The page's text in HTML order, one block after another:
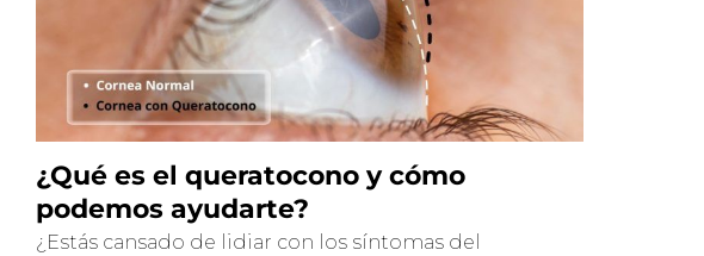
¿Qué es el queratocono y cómo
podemos ayudarte?
¿Estás cansado de lidiar con los síntomas del